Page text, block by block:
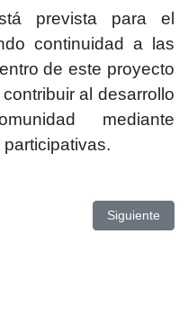
prevista para el
continuidad a las
de este proyecto
al desarrollo
mediante
DE MOVILIDAD Artículo
Siguiente